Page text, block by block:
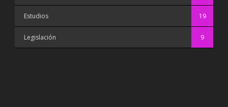
Estudios 19
Legislación 9